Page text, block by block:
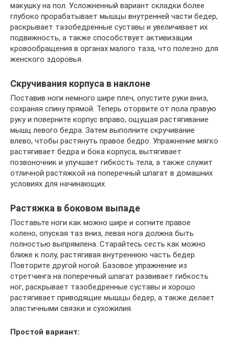
макушку на пол. Усложненный вариант складки более
глубоко прорабатывает мышцы внутренней части бедер,
раскрывает тазобедренные суставы и увеличивает их
подвижность, а также способствует активизации
кровообращения в органах малого таза, что полезно для
женского здоровья.
Скручивания корпуса в наклоне
Поставив ноги немного шире плеч, опустите руки вниз,
сохраняя спину прямой. Теперь оторвите от пола правую
руку и поверните корпус вправо, ощущая растягивание
мышц левого бедра. Затем выполните скручивание
влево, чтобы растянуть правое бедро. Упражнение мягко
растягивает бедра и бока корпуса, вытягивает
позвоночник и улучшает гибкость тела, а также служит
отличной растяжкой на поперечный шпагат в домашних
условиях для начинающих.
Растяжка в боковом выпаде
Поставьте ноги как можно шире и согните правое
колено, опуская таз вниз, левая нога должна быть
полностью выпрямлена. Старайтесь сесть как можно
ближе к полу, растягивая внутреннюю часть бедер.
Повторите другой ногой. Базовое упражнение из
стретчинга на поперечный шпагат развивает гибкость
ног, раскрывает тазобедренные суставы и хорошо
растягивает приводящие мышцы бедер, а также делает
эластичными связки и сухожилия.
Простой вариант: